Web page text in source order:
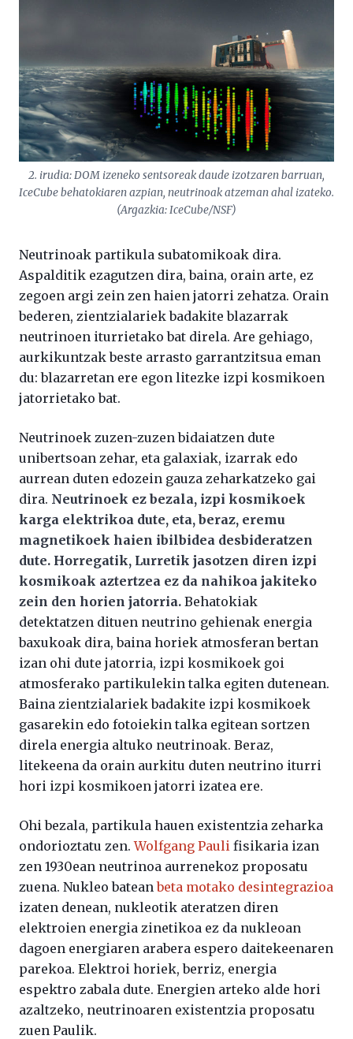
2. irudia: DOM izeneko sentsoreak daude izotzaren barruan,
IceCube behatokiaren azpian, neutrinoak atzeman ahal izateko.
(Argazkia: IceCube/NSF)
Neutrinoak partikula subatomikoak dira.
Aspalditik ezagutzen dira, baina, orain arte, ez
zegoen argi zein zen haien jatorri zehatza. Orain
bederen, zientzialariek badakite blazarrak
neutrinoen iturrietako bat direla. Are gehiago,
aurkikuntzak beste arrasto garrantzitsua eman
du: blazarretan ere egon litezke izpi kosmikoen
jatorrietako bat.
Neutrinoek zuzen-zuzen bidaiatzen dute
unibertsoan zehar, eta galaxiak, izarrak edo
aurrean duten edozein gauza zeharkatzeko gai
dira. Neutrinoek ez bezala, izpi kosmikoek
karga elektrikoa dute, eta, beraz, eremu
magnetikoek haien ibilbidea desbideratzen
dute. Horregatik, Lurretik jasotzen diren izpi
kosmikoak aztertzea ez da nahikoa jakiteko
zein den horien jatorria. Behatokiak
detektatzen dituen neutrino gehienak energia
baxukoak dira, baina horiek atmosferan bertan
izan ohi dute jatorria, izpi kosmikoek goi
atmosferako partikulekin talka egiten dutenean.
Baina zientzialariek badakite izpi kosmikoek
gasarekin edo fotoiekin talka egitean sortzen
direla energia altuko neutrinoak. Beraz,
litekeena da orain aurkitu duten neutrino iturri
hori izpi kosmikoen jatorri izatea ere.
Ohi bezala, partikula hauen existentzia zeharka
ondorioztatu zen.Wolfgang Pauli fisikaria izan
zen 1930ean neutrinoa aurrenekoz proposatu
zuena. Nukleo bateanbeta motako desintegrazioa
izaten denean, nukleotik ateratzen diren
elektroien energia zinetikoa ez da nukleoan
dagoen energiaren arabera espero daitekeenaren
parekoa. Elektroi horiek, berriz, energia
espektro zabala dute. Energien arteko alde hori
azaltzeko, neutrinoaren existentzia proposatu
zuen Paulik.